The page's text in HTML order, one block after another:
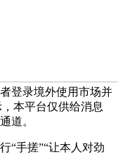
登录境外使用市场并
本平台仅供给消息
道。
手搓”“让本人对劲